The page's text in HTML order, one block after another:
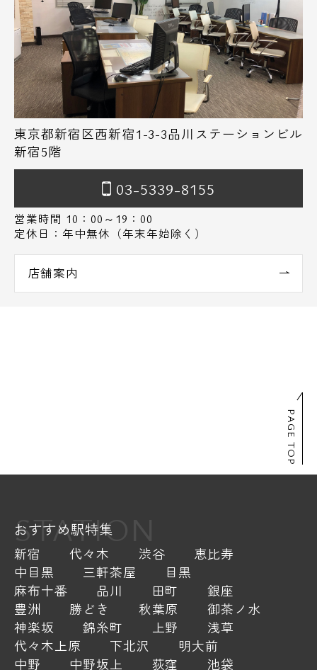
東京都新宿区西新宿1-3-3品川ステーションビル
新宿5階
03-5339-8155
営業時間 10：00～19：00
定休日：年中無休（年末年始除く）
店舗案内
PAGE TOP
STATION
おすすめ駅特集
新宿 代々木 渋谷
恵比寿
中目黒
三軒茶屋
目黒
麻布十番
品川 田町
銀座
豊洲
勝どき 秋葉原
御茶ノ水
神楽坂
錦糸町 上野
浅草
代々木上原
下北沢
明大前
中野
中野坂上 荻窪
池袋